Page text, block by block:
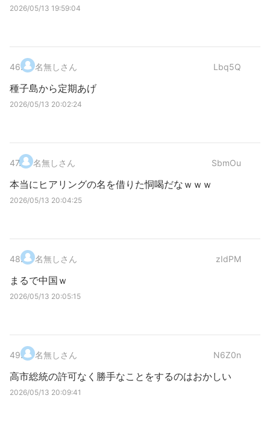
2026/05/13 19:59:04
46. 名無しさん Lbq5Q
種子島から定期あげ
2026/05/13 20:02:24
47. 名無しさん SbmOu
本当にヒアリングの名を借りた恫喝だなｗｗｗ
2026/05/13 20:04:25
48. 名無しさん zIdPM
まるで中国ｗ
2026/05/13 20:05:15
49. 名無しさん N6Z0n
高市総統の許可なく勝手なことをするのはおかしい
2026/05/13 20:09:41